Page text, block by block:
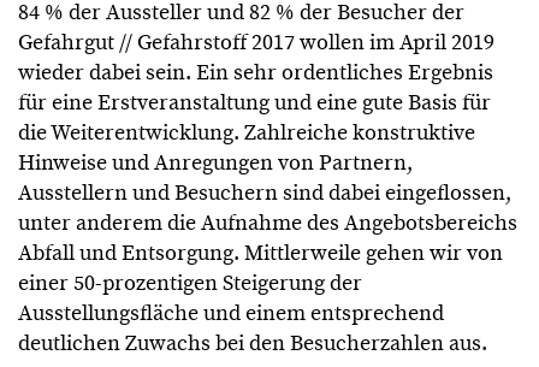
84 % der Aussteller und 82 % der Besucher der
Gefahrgut // Gefahrstoff 2017 wollen im April 2019
wieder dabei sein. Ein sehr ordentliches Ergebnis
für eine Erstveranstaltung und eine gute Basis für
die Weiterentwicklung. Zahlreiche konstruktive
Hinweise und Anregungen von Partnern,
Ausstellern und Besuchern sind dabei eingeflossen,
unter anderem die Aufnahme des Angebotsbereichs
Abfall und Entsorgung. Mittlerweile gehen wir von
einer 50-prozentigen Steigerung der
Ausstellungsfläche und einem entsprechend
deutlichen Zuwachs bei den Besucherzahlen aus.